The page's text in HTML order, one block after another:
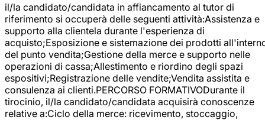
il/la candidato/candidata in affiancamento al tutor di
riferimento si occuperà delle seguenti attività:Assistenza e
supporto alla clientela durante l'esperienza di
acquisto;Esposizione e sistemazione dei prodotti
del punto vendita;Gestione della merce e supporto nelle
operazioni di cassa;Allestimento e riordino degli spazi
espositivi;Registrazione delle vendite;Vendita assistita e
consulenza ai clienti.PERCORSO FORMATIVODurante il
tirocinio, il/la candidato/candidata acquisirà conoscenze
relative a:Ciclo della merce: ricevimento, stoccaggio,